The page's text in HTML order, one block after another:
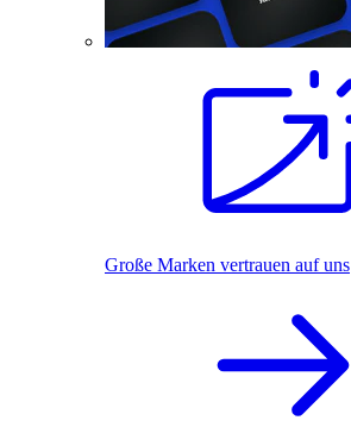
Große Marken vertrauen auf uns